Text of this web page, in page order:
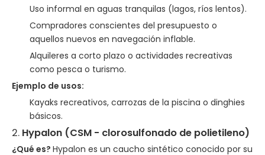
Uso informal en aguas tranquilas (lagos, ríos lentos).
Compradores conscientes del presupuesto o
aquellos nuevos en navegación inflable.
Alquileres a corto plazo o actividades recreativas
como pesca o turismo.
Ejemplo de usos:
Kayaks recreativos, carrozas de la piscina o dinghies
básicos.
2. Hypalon (CSM - clorosulfonado de polietileno)
¿Qué es? Hypalon es un caucho sintético conocido por su